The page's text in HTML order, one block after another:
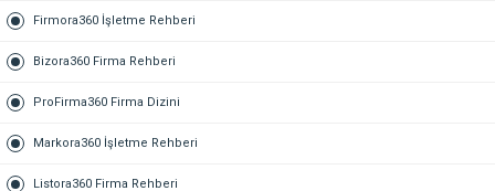
Firmora360 İşletme Rehberi
Bizora360 Firma Rehberi
ProFirma360 Firma Dizini
Markora360 İşletme Rehberi
Listora360 Firma Rehberi